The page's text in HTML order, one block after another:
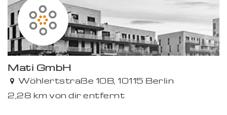
Mati GmbH
Wöhlertstraße 10B, 10115 Berlin
2,28 km von dir entfernt